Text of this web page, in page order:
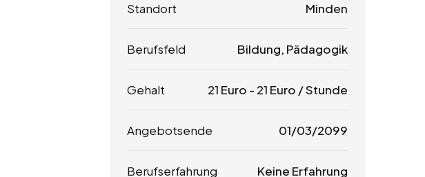
Standort Minden
Berufsfeld Bildung, Pädagogik
Gehalt 21 Euro - 21 Euro / Stunde
Angebotsende 01/03/2099
Berufserfahrung Keine Erfahrung